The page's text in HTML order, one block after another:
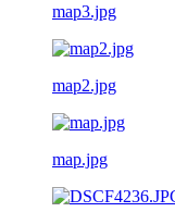
map3.jpg
map2.jpg
map.jpg